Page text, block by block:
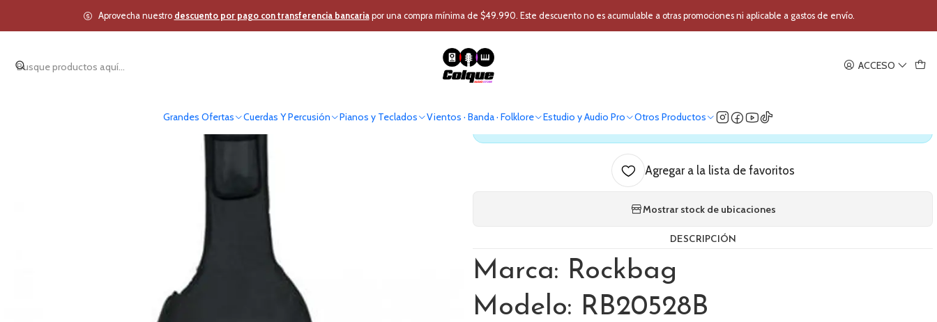
ACCESO
Grandes Ofertas Cuerdas Y Percusión Pianos y Teclados Vientos · Banda · Folklore Estudio y Audio Pro Otros Productos
Aprovecha nuestro descuento por pago con transferencia bancariapor una compra mínima de $49.990. Este descuento no es acumulable a otras promociones ni aplicable a gastos de envío.
Inicio Cuerdas Y Percusión Instrumentos Cuerda Accesorios Cuerda Funda para guitarra Rockbag RB20528B
Funda para guitarra Rockbag RB20528B
Antes de comprar verifica nuestro stock
Agregar a la lista de favoritos
Mostrar stock de ubicaciones
DESCRIPCIÓN
Marca: Rockbag
Modelo: RB20528B